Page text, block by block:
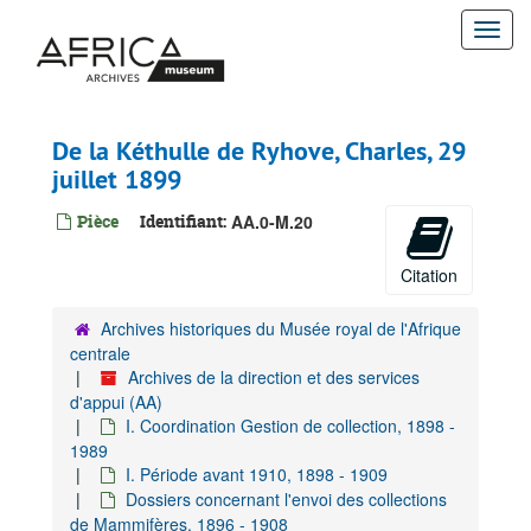
contenu
De la Kéthulle de Ryhove, Charles, 29
juillet 1899
Pièce Identifiant: AA.0-M.20
Citation
Archives historiques du Musée royal de l'Afrique
centrale
Archives de la direction et des services
d'appui (AA)
I. Coordination Gestion de collection, 1898 -
1989
I. Période avant 1910, 1898 - 1909
Dossiers concernant l'envoi des collections
de Mammifères, 1896 - 1908
Archives de la direction et des services d'appui
A. Gestion administrative-juridique, 1895-1960
C. Gestion financière du patrimoine, 1908-1909
E. Coordination initiatives de collaboration, 1963-1989
F. Gestion du personnel
G. Gestion ICT
H. Coördination Stratégique
I. Coordination Gestion de collection, 1898-1989
I. Période avant 1910, 1898-1909